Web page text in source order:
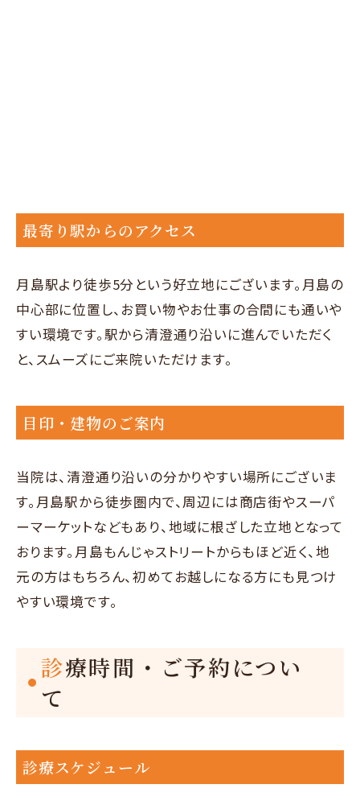
最寄り駅からのアクセス
月島駅より徒歩5分という好立地にございます。月島の
中心部に位置し、お買い物やお仕事の合間にも通いや
すい環境です。駅から清澄通り沿いに進んでいただく
と、スムーズにご来院いただけます。
目印・建物のご案内
当院は、清澄通り沿いの分かりやすい場所にございま
す。月島駅から徒歩圏内で、周辺には商店街やスーパ
ーマーケットなどもあり、地域に根ざした立地となって
おります。月島もんじゃストリートからもほど近く、地
元の方はもちろん、初めてお越しになる方にも見つけ
やすい環境です。
診療時間・ご予約につい
て
診療スケジュール